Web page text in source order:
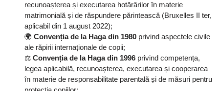
recunoașterea și executarea hotărârilor în materie
matrimonială și de răspundere părintească (Bruxelles II ter,
aplicabil din 1 august 2022);
🌍 Convenția de la Haga din 1980 privind aspectele civile
ale răpirii internaționale de copii;
⚖️ Convenția de la Haga din 1996 privind competența,
legea aplicabilă, recunoașterea, executarea și cooperarea
în materie de responsabilitate parentală și de măsuri pentru